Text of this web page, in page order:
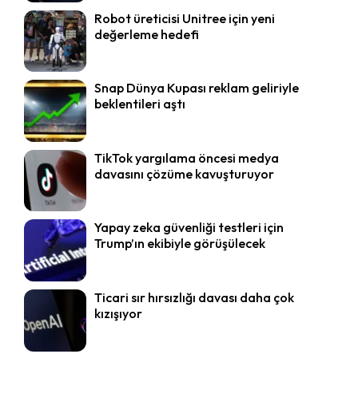
Robot üreticisi Unitree için yeni
değerleme hedefi
Snap Dünya Kupası reklam geliriyle
beklentileri aştı
TikTok yargılama öncesi medya
davasını çözüme kavuşturuyor
Yapay zeka güvenliği testleri için
Trump’ın ekibiyle görüşülecek
Ticari sır hırsızlığı davası daha çok
kızışıyor